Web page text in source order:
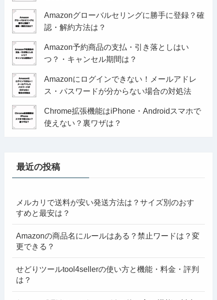
Amazonグローバルセリングに勝手に登録？確
認・解約方法は？
Amazon予約商品の支払・引き落としはい
つ？・キャンセル期間は？
Amazonにログインできない！メールアドレ
ス・パスワードが分からない場合の対処法
Chrome拡張機能はiPhone・Androidスマホで
使えない？裏ワザは？
最近の投稿
メルカリで送料が安い発送方法は？サイズ別のおす
すめと最安は？
Amazonの商品名にルールはある？禁止ワードは？変
更できる？
せどりツールtool4sellerの使い方と機能・料金・評判
は？